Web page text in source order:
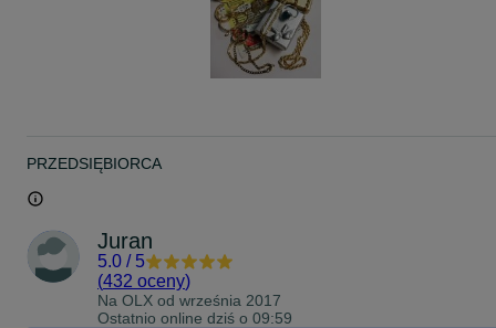
PRZEDSIĘBIORCA
Juran
5.0 / 5
(432 oceny)
Na OLX od września 2017
Ostatnio online dziś o 09:59